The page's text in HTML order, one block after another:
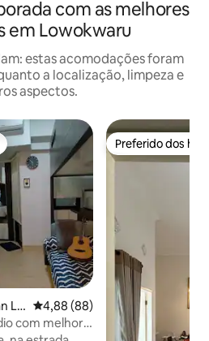
com as melhores
em Lowokwaru
estas acomodações foram
a localização, limpeza e
aspectos.
Lo 4,88 de uma avaliação média
4,88 (88)
com melhor
Preferido dos
Preferido dos